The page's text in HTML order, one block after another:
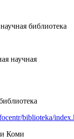
библиотека
научная
biblioteka/
Коми